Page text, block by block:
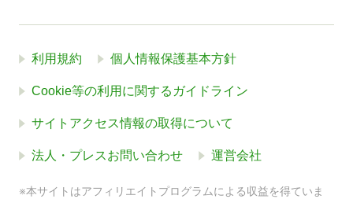
利用規約 個人情報保護基本方針
Cookie等の利用に関するガイドライン
サイトアクセス情報の取得について
法人・プレスお問い合わせ 運営会社
※本サイトはアフィリエイトプログラムによる収益を得ていま